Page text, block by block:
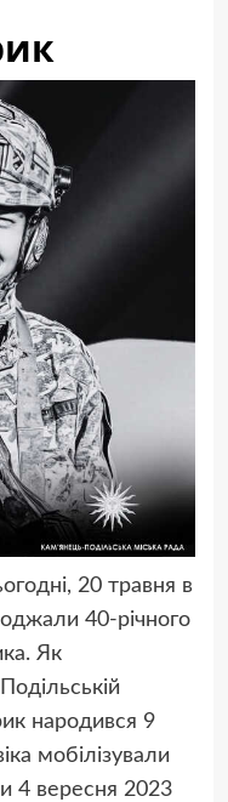
20 травня в
40-річного
Як
народився 9
мобілізували
4 вересня 2023